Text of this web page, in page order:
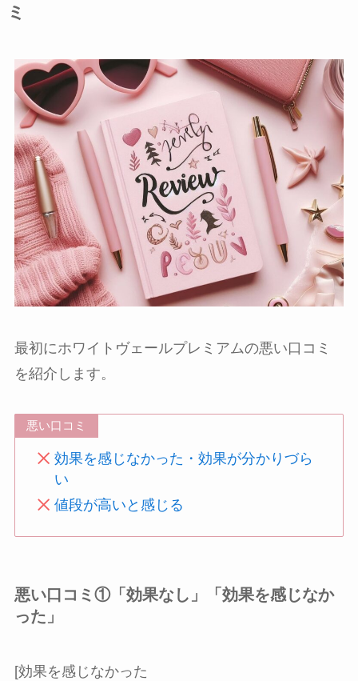
ミ
最初にホワイトヴェールプレミアムの悪い口コミ
を紹介します。
悪い口コミ
効果を感じなかった・効果が分かりづら
い
値段が高いと感じる
悪い口コミ①「効果なし」「効果を感じなか
った」
[効果を感じなかった